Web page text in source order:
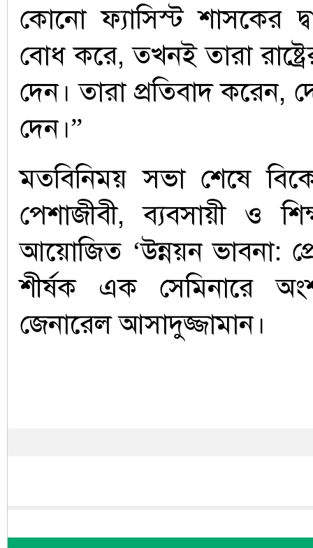
কোনো ফ্যাসিস্ট শাসকের
বোধ করে, তখনই তারা
দেন। তারা প্রতিবাদ করেন,
দেন।”
মতবিনিময় সভা শেষে
পেশাজীবী, ব্যবসায়ী ও
আয়োজিত ‘উন্নয়ন ভাবনা:
শীর্ষক এক সেমিনারে
জেনারেল আসাদুজ্জামান।